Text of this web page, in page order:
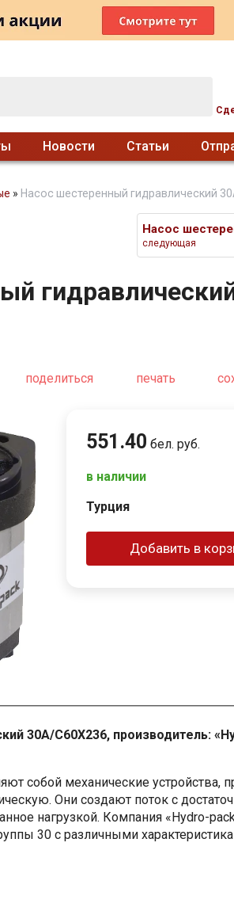
Новости Статьи
» Насос шестеренный гидравлический
следующая
поделиться печать
551 .40 бел. руб.
в наличии
Турция
Добавить в
30A/C60X236, производитель:
собой механические устройства,
Они создают поток с
нагрузкой. Компания «Hydro-
30 с различными